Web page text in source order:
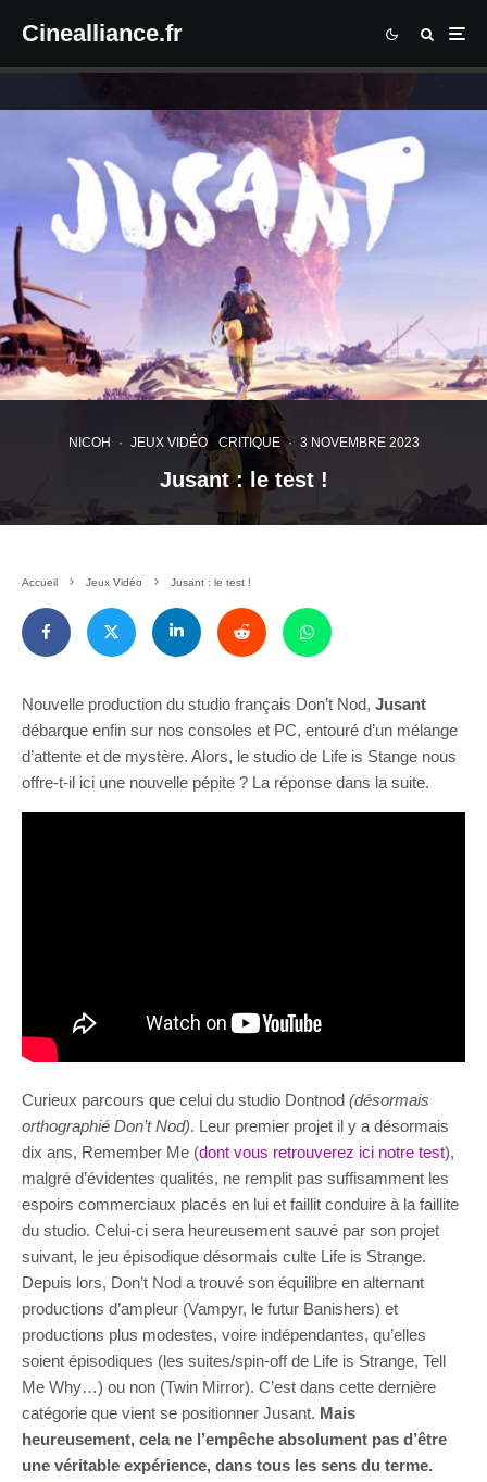
Cinealliance.fr
NICOH · JEUX VIDÉO CRITIQUE · 3 NOVEMBRE 2023
Jusant : le test !
Accueil Jeux Vidéo Jusant : le test !
Nouvelle production du studio français Don’t Nod, Jusant
débarque enfin sur nos consoles et PC, entouré d’un mélange
d’attente et de mystère. Alors, le studio de Life is Stange nous
offre-t-il ici une nouvelle pépite ? La réponse dans la suite.
Curieux parcours que celui du studio Dontnod (désormais
orthographié Don’t Nod). Leur premier projet il y a désormais
dix ans, Remember Me (dont vous retrouverez ici notre test),
malgré d’évidentes qualités, ne remplit pas suffisamment les
espoirs commerciaux placés en lui et faillit conduire à la faillite
du studio. Celui-ci sera heureusement sauvé par son projet
suivant, le jeu épisodique désormais culte Life is Strange.
Depuis lors, Don’t Nod a trouvé son équilibre en alternant
productions d’ampleur (Vampyr, le futur Banishers) et
productions plus modestes, voire indépendantes, qu’elles
soient épisodiques (les suites/spin-off de Life is Strange, Tell
Me Why…) ou non (Twin Mirror). C’est dans cette dernière
catégorie que vient se positionner Jusant. Mais
heureusement, cela ne l’empêche absolument pas d’être
une véritable expérience, dans tous les sens du terme.